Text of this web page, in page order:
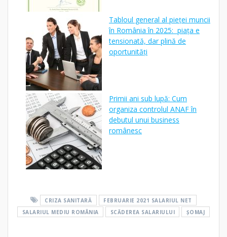
Tabloul general al pieței muncii
în România în 2025: piața e
tensionată, dar plină de
oportunități
Primii ani sub lupă: Cum
organiza controlul ANAF în
debutul unui business
românesc
CRIZA SANITARĂ
FEBRUARIE 2021 SALARIUL NET
SALARIUL MEDIU ROMÂNIA
SCĂDEREA SALARIULUI ȘOMAJ